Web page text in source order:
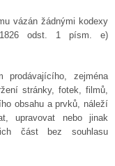
vázán žádnými kodexy
odst. 1 písm. e)
prodávajícího, zejména
stránky, fotek, filmů,
obsahu a prvků, náleží
upravovat nebo jinak
část bez souhlasu